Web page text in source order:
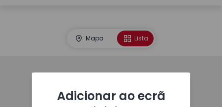
Mapa Lista
Adicionar ao ecrã